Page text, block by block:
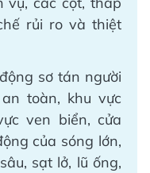
rủi ro và thiệt
sơ tán người
toàn, khu vực
ven biển, cửa
của sóng lớn,
sạt lở, lũ ống,